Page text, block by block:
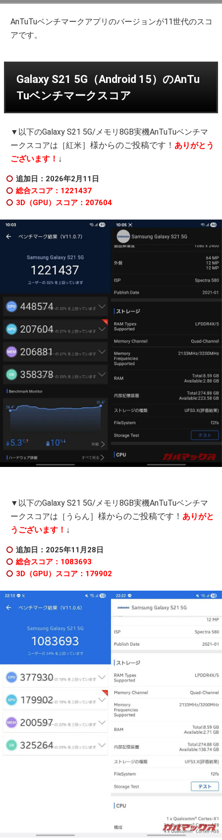
AnTuTuベンチマークアプリのバージョンが11世代のスコ
アです。
Galaxy S21 5G（Android 15）のAnTu
Tuベンチマークスコア
▼以下のGalaxy S21 5G/メモリ8GB実機AnTuTuベンチマ
ークスコアは［紅米］様からのご投稿です！ ありがとう
ございます！ ↓
追加日：2026年2月11日
総合スコア：1221437
3D（GPU）スコア：207604
▼以下のGalaxy S21 5G/メモリ8GB実機AnTuTuベンチマ
ークスコアは［うらん］様からのご投稿です！ ありがと
うございます！ ↓
追加日：2025年11月28日
総合スコア：1083693
3D（GPU）スコア：179902